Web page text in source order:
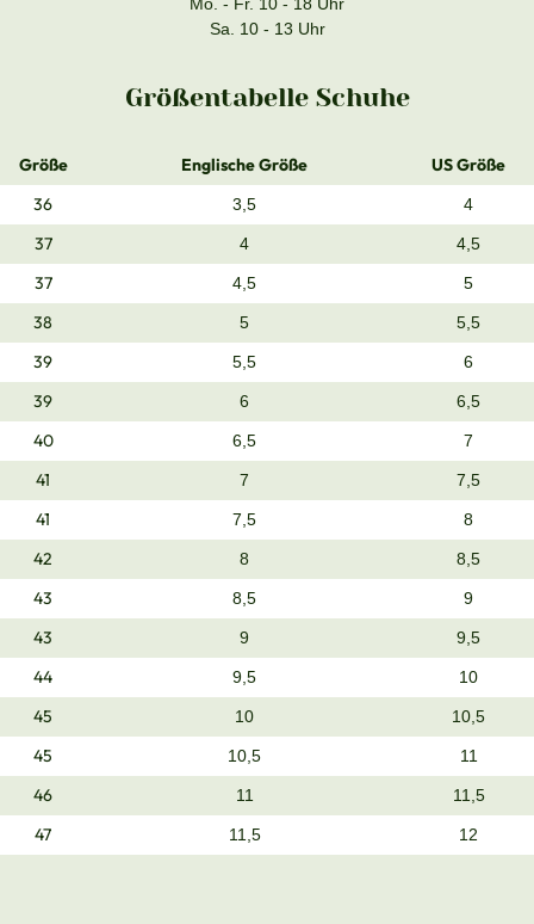
Sa. 10 - 13 Uhr
Größentabelle Schuhe
Größe Englische Größe
US Größe
36
3,5 4
37 4 4,5
37 4,5 5
38 5 5,5
39 5,5 6
39 6 6,5
40 6,5 7
41 7 7,5
41 7,5 8
42 8 8,5
43 8,5 9
43 9 9,5
44 9,5 10
45 10 10,5
45 10,5 11
46 11 11,5
47 11,5 12